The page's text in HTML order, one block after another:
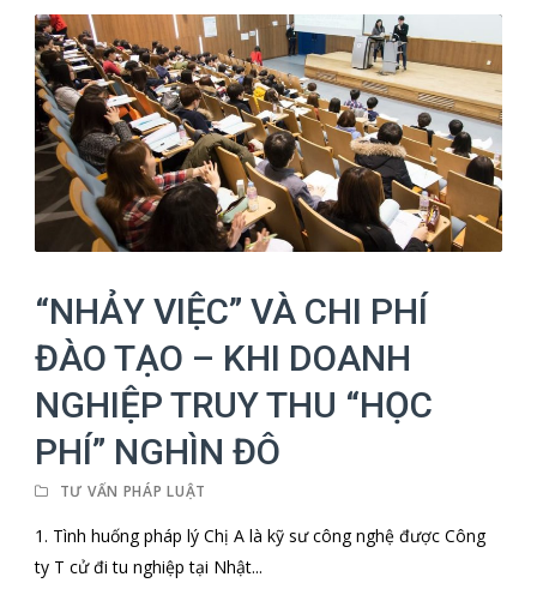
“NHẢY VIỆC” VÀ CHI PHÍ
ĐÀO TẠO – KHI DOANH
NGHIỆP TRUY THU “HỌC
PHÍ” NGHÌN ĐÔ
TƯ VẤN PHÁP LUẬT
1. Tình huống pháp lý Chị A là kỹ sư công nghệ được Công
ty T cử đi tu nghiệp tại Nhật...